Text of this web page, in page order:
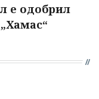
е одобрил